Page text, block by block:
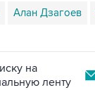
Алан Дзагоев
на
ленту